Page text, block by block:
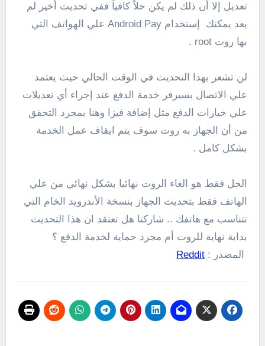
تعديل إلا أن ذلك لم يكن حلاً كافياً ففي تحديث أخير لم
يعد يمكنك إستخدام Android Pay علي الهواتف التي
بها روت root .
لن تشعر بهذا التحديث في الوقت الحالي حيث يعتمد
علي الاتصال بسيرفر خدمة الدفع عند إجراء أي تعديلات
علي خيارات الدفع مثل إضافة فيزا وهنا بمجرد التحقق
من أن الجهاز به روت سوف يتم ايقاف عمل الخدمة
بشكل كامل .
الحل فقط هو الغاء الروت نهائيا بشكل نهائي من علي
الهاتف فقط بتحديث الجهاز بنسخة الأندرويد الخام التي
تتناسب مع هاتفك .. شاركنا هل تعتقد ان هذا التحديث
بداية نهاية للروت أم مجرد حماية لخدمة الدفع ؟
المصدر : Reddit